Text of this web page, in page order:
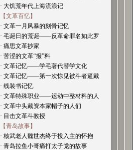
· 大饥荒年代上海流浪记
【文革百忆】
· 文革一月风暴的刻骨记忆
· 毛诞日的荒诞——反革命罪名如此罗
· 痛思文革抄家
· 苦涩的文革“报”料
· 文革记忆——学毛著代替学文化
· 文革记忆——第一次惊见被斗者逼戴
· 线装书记忆
· 文革特殊职业——运动中整材料的人
· 文革中头戴资本家帽子的人们
· 目击文革斗教授
【青岛故事】
· 核武老人魏世杰终于投入主的怀抱
· 青岛拉鱼小哥痛打太子党的故事